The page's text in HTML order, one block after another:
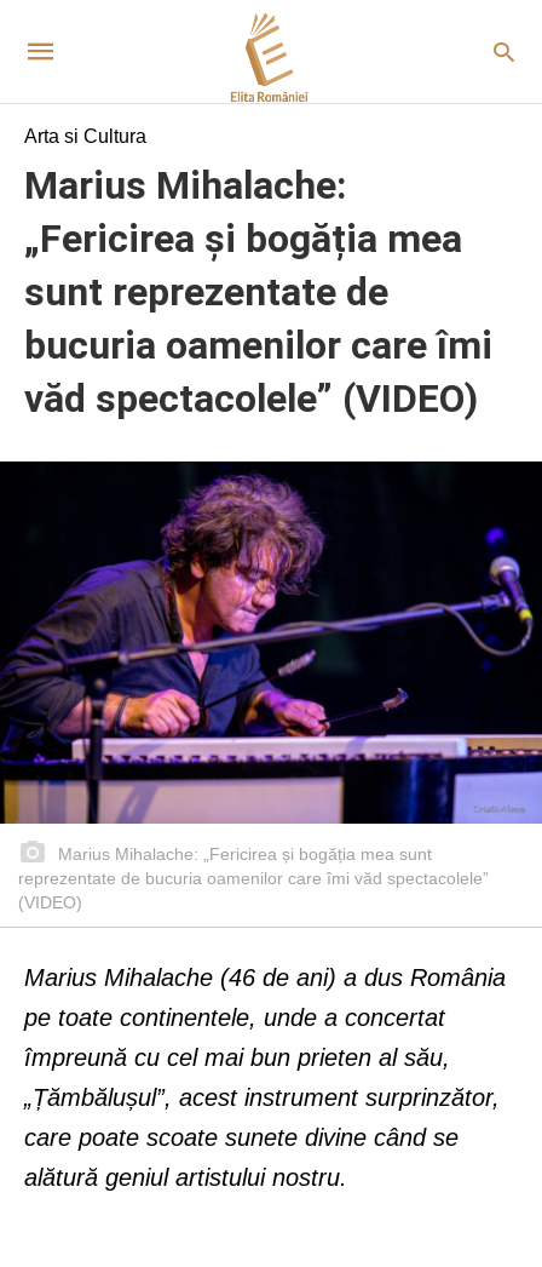
Arta si Cultura
Marius Mihalache:
„Fericirea și bogăția mea
sunt reprezentate de
bucuria oamenilor care îmi
văd spectacolele” (VIDEO)
Marius Mihalache: „Fericirea și bogăția mea sunt
reprezentate de bucuria oamenilor care îmi văd spectacolele”
(VIDEO)
Marius Mihalache (46 de ani) a dus România
pe toate continentele, unde a concertat
împreună cu cel mai bun prieten al său,
„Țămbălușul”, acest instrument surprinzător,
care poate scoate sunete divine când se
alătură geniul artistului nostru.